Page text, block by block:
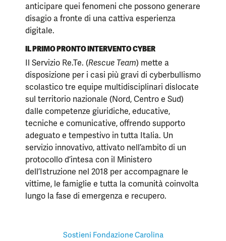
anticipare quei fenomeni che possono generare
disagio a fronte di una cattiva esperienza
digitale.
IL PRIMO PRONTO INTERVENTO CYBER
Il Servizio Re.Te. (Rescue Team) mette a
disposizione per i casi più gravi di cyberbullismo
scolastico tre equipe multidisciplinari dislocate
sul territorio nazionale (Nord, Centro e Sud)
dalle competenze giuridiche, educative,
tecniche e comunicative, offrendo supporto
adeguato e tempestivo in tutta Italia. Un
servizio innovativo, attivato nell’ambito di un
protocollo d’intesa con il Ministero
dell’Istruzione nel 2018 per accompagnare le
vittime, le famiglie e tutta la comunità coinvolta
lungo la fase di emergenza e recupero.
Sostieni Fondazione Carolina